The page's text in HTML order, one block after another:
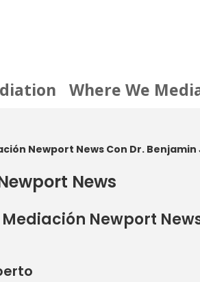
Where We
Newport News Con Dr. Benjamin
News
Newport